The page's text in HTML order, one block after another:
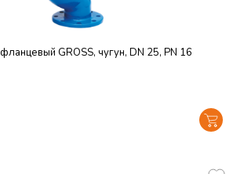
GROSS, чугун, DN 25, PN 16